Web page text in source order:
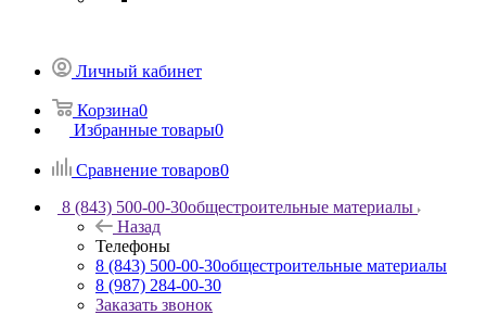
Личный кабинет
Корзина0
Избранные товары0
Сравнение товаров0
8 (843) 500-00-30общестроительные материалы
Назад
Телефоны
8 (843) 500-00-30общестроительные материалы
8 (987) 284-00-30
Заказать звонок